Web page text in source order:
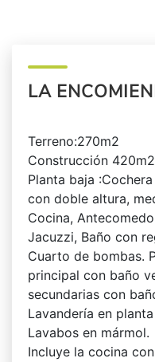
LA
Terreno:270m2
Construcción 420m2
Planta baja
con doble altura,
Cocina,
Jacuzzi, Baño con
Cuarto de bombas.
principal con baño
secundarias con
Lavandería en
Lavabos en mármol.
Incluye la cocina